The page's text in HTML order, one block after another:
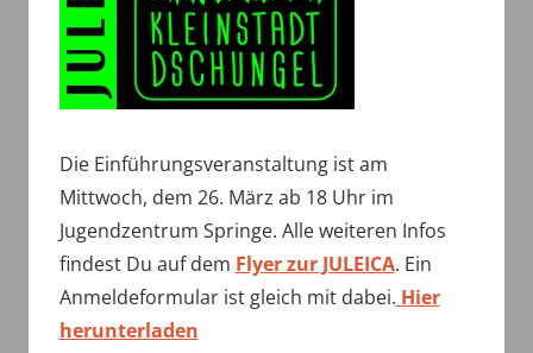
Die Einführungsveranstaltung ist am
Mittwoch, dem 26. März ab 18 Uhr im
Jugendzentrum Springe. Alle weiteren Infos
findest Du auf dem Flyer zur JULEICA. Ein
Anmeldeformular ist gleich mit dabei. Hier
herunterladen